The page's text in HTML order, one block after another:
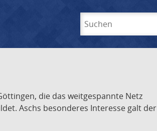
die das weitgespannte Netz
Aschs besonderes Interesse galt der